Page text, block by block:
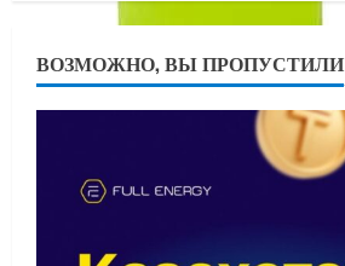
ВОЗМОЖНО, ВЫ ПРОПУСТИЛИ